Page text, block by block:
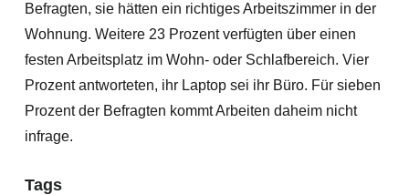
Befragten, sie hätten ein richtiges Arbeitszimmer in der
Wohnung. Weitere 23 Prozent verfügten über einen
festen Arbeitsplatz im Wohn- oder Schlafbereich. Vier
Prozent antworteten, ihr Laptop sei ihr Büro. Für sieben
Prozent der Befragten kommt Arbeiten daheim nicht
infrage.
Tags